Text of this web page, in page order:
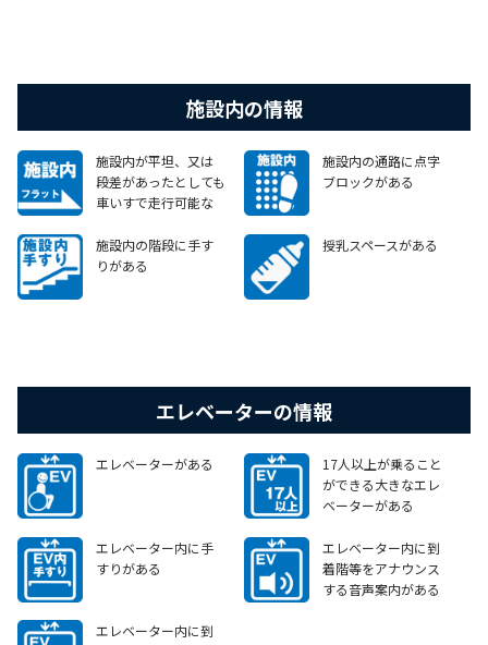
施設内の情報
施設内が平坦、又は
段差があったとしても
車いすで走行可能な
ー等がある
施設内の通路に点字
ブロックがある
施設内の階段に手す
りがある
授乳スペースがある
エレベーターの情報
エレベーターがある
17人以上が乗ること
ができる大きなエレ
ベーターがある
エレベーター内に手
すりがある
エレベーター内に到
着階等をアナウンス
する音声案内がある
エレベーター内に到